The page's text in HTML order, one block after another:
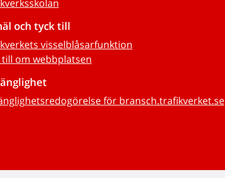
och tyck till
visselblåsarfunktion
till om webbplatsen
för bransch.trafikverket.se